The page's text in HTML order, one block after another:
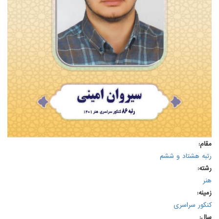
مقام:
رتبه هشتاد و ششم
رشته:
هنر
زمینه:
کنکور سراسری